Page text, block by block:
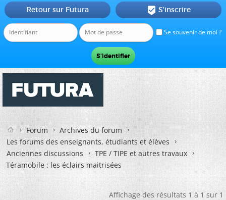
Se souvenir de moi ?
Retour sur Futura  S'inscrire
Forum
Archives du forum
Les forums des enseignants, étudiants et élèves
Anciennes discussions
TPE / TIPE et autres travaux
Téramobile : les éclairs maitrisées
Affichage des résultats 1 à 1 sur 1